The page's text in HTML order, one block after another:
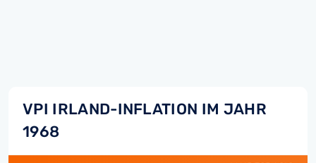
VPI IRLAND-INFLATION IM JAHR
1968